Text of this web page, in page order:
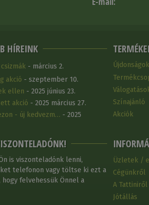
HÍREINK
- március 2.
akció - szeptember 10.
ellen - 2025 június 23.
akció - 2025 március 27.
- új kedvezm… - 2025
is viszonteladónk lenni,
telefonon vagy töltse ki ezt a
, hogy felvehessük Önnel a
Újdonságok
Színajánló
Akciók
Üzletek /
Cégünkről
A Tattiniről
Jótállás